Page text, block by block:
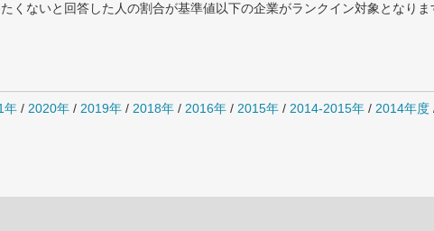
ないと回答した人の割合が基準値以下の企業がランクイン対象となりま
年 / 2020年 / 2019年 / 2018年 / 2016年 / 2015年 / 2014-2015年 / 2014年度